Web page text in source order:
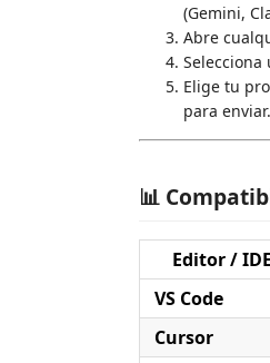
(Gemini,
Abre
Elige tu
para enviar.
📊
Editor / IDE
VS Code
Cursor